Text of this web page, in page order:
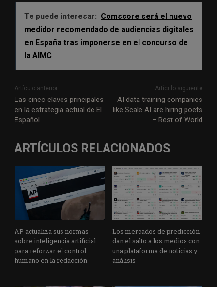
Te puede interesar: Comscore será el nuevo
medidor recomendado de audiencias digitales
en España tras imponerse en el concurso de
la AIMC
Artículo anterior
Las cinco claves principales
en la estrategia actual de El
Español
Artículo siguiente
AI data training companies
like Scale AI are hiring poets
– Rest of World
ARTÍCULOS RELACIONADOS
AP actualiza sus normas
sobre inteligencia artificial
para reforzar el control
humano en la redacción
Los mercados de predicción
dan el salto a los medios con
una plataforma de noticias y
análisis